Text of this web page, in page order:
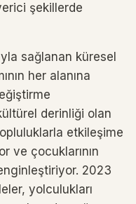
şekillerde
sağlanan küresel
her alanına
derinliği olan
etkileşime
ve çocuklarının
2023
yolculukları